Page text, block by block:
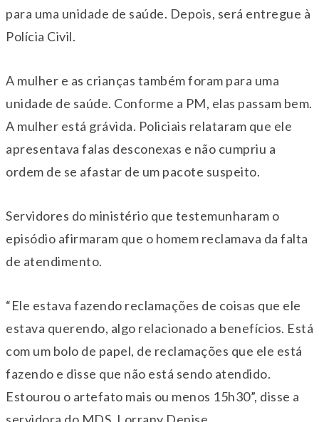
para uma unidade de saúde. Depois, será entregue à
Polícia Civil.
A mulher e as crianças também foram para uma
unidade de saúde. Conforme a PM, elas passam bem.
A mulher está grávida. Policiais relataram que ele
apresentava falas desconexas e não cumpriu a
ordem de se afastar de um pacote suspeito.
Servidores do ministério que testemunharam o
episódio afirmaram que o homem reclamava da falta
de atendimento.
“Ele estava fazendo reclamações de coisas que ele
estava querendo, algo relacionado a benefícios. Está
com um bolo de papel, de reclamações que ele está
fazendo e disse que não está sendo atendido.
Estourou o artefato mais ou menos 15h30”, disse a